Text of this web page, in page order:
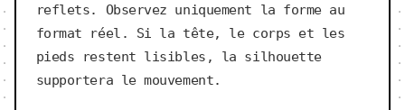
reflets. Observez uniquement la forme au
format réel. Si la tête, le corps et les
pieds restent lisibles, la silhouette
supportera le mouvement.